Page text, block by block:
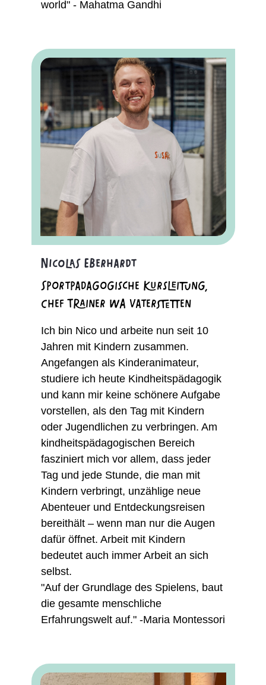
world" - Mahatma Gandhi
Nicolas Eberhardt
Sportpädagogische Kursleitung,
Chef Trainer WA Vaterstetten
Ich bin Nico und arbeite nun seit 10
Jahren mit Kindern zusammen.
Angefangen als Kinderanimateur,
studiere ich heute Kindheitspädagogik
und kann mir keine schönere Aufgabe
vorstellen, als den Tag mit Kindern
oder Jugendlichen zu verbringen. Am
kindheitspädagogischen Bereich
fasziniert mich vor allem, dass jeder
Tag und jede Stunde, die man mit
Kindern verbringt, unzählige neue
Abenteuer und Entdeckungsreisen
bereithält – wenn man nur die Augen
dafür öffnet. Arbeit mit Kindern
bedeutet auch immer Arbeit an sich
selbst.
"Auf der Grundlage des Spielens, baut
die gesamte menschliche
Erfahrungswelt auf." -Maria Montessori